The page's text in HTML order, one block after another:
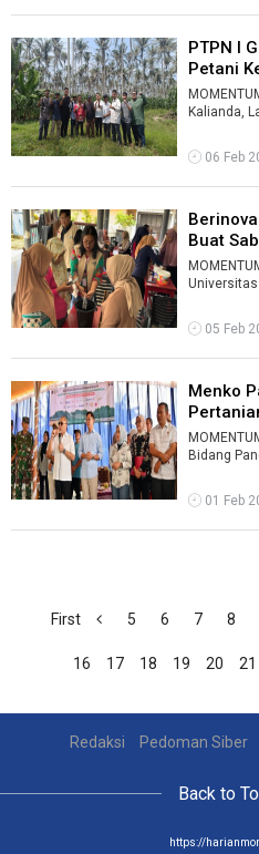
PTPN I
Petani
Kalianda,
06 Feb
Buat
...
05 Feb
Menko
Lam ...
Bidang
01 Feb
First 5 6 7 8
16 17 18 19 20 21
Redaksi Pedoman Siber
Back to
https://